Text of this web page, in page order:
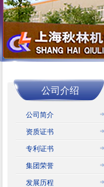
公司介绍
公司简介
资质证书
专利证书
集团荣誉
发展历程